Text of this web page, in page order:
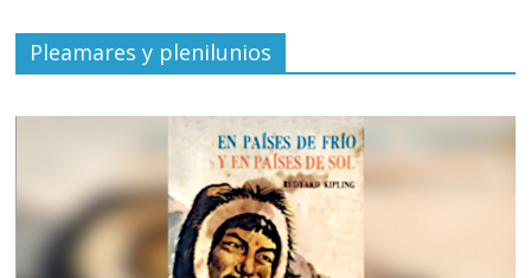
Pleamares y plenilunios